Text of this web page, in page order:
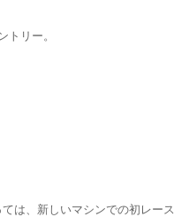
トリー。
は、新しいマシンでの初レース